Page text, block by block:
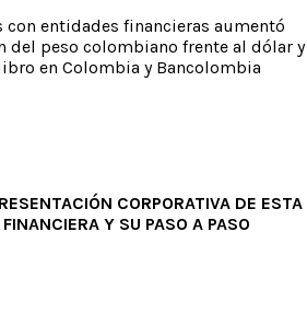
entidades financieras aumentó
del peso colombiano frente al dólar y
en Colombia y Bancolombia
CORPORATIVA DE ESTA
Y SU PASO A PASO